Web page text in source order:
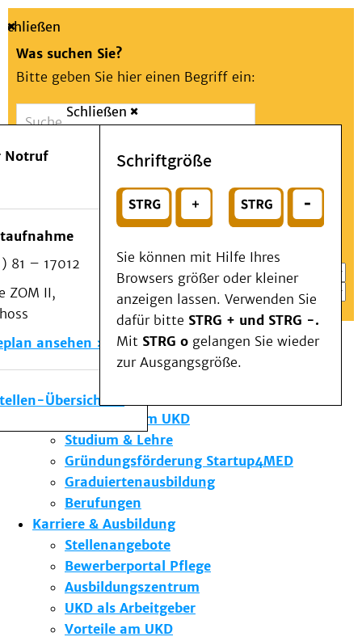
Suche
Schließen
Was suchen Sie?
Bitte geben Sie hier einen Begriff ein:
Suchen
oder
Wählen Sie ein Thema für Ihren Schnelleinstieg
Notfall
Schließen
Notruf
81 – 17012
ZOM II,
ansehen
Übersicht
Schriftgröße
Sie können mit Hilfe Ihres
Browsers größer oder kleiner
anzeigen lassen. Verwenden Sie
dafür bitte STRG + und STRG -.
Mit STRG o gelangen Sie wieder
zur Ausgangsgröße.
Menü
Patienten & Besucher
Kliniken/Institute/Zentren
Als Patient am UKD
Beratung und Unterstützung
Veranstaltungen
Kommunikation im Medizinwesen (KIM)
Notfall
Forschung & Lehre
Die Institute des UKD
Forschung am UKD
Studium & Lehre
Gründungsförderung Startup4MED
Graduiertenausbildung
Berufungen
Karriere & Ausbildung
Stellenangebote
Bewerberportal Pflege
Ausbildungszentrum
UKD als Arbeitgeber
Vorteile am UKD